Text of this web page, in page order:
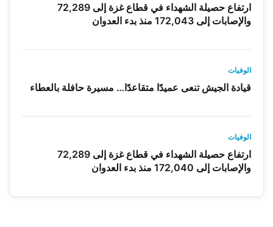
ارتفاع حصيلة الشهداء في قطاع غزة إلى 72,289
والإصابات إلى 172,043 منذ بدء العدوان
الوفيات
قيادة الجيش تنعى عميدًا متقاعدًا… مسيرة حافلة بالعطاء
الوفيات
ارتفاع حصيلة الشهداء في قطاع غزة إلى 72,289
والإصابات إلى 172,040 منذ بدء العدوان